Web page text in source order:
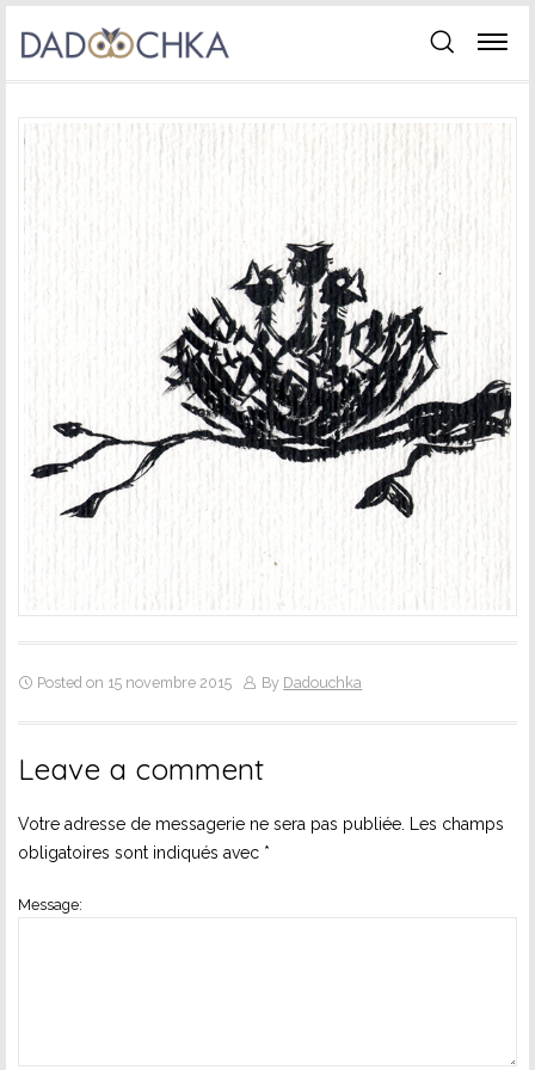
Posted on 15 novembre 2015 By Dadouchka
Leave a comment
Votre adresse de messagerie ne sera pas publiée.
Les champs
obligatoires sont indiqués avec *
Message: